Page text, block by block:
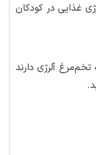
غذایی در کودکان
که به تخم‌مرغ آلرژی دارند